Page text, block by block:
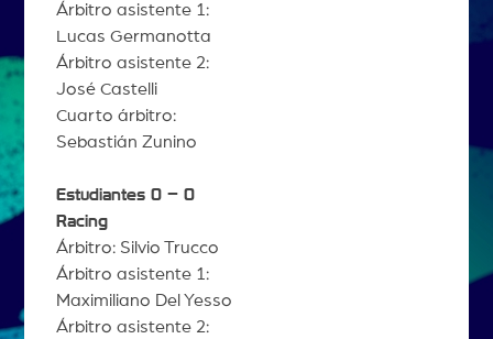
Árbitro asistente 1:
Lucas Germanotta
Árbitro asistente 2:
José Castelli
Cuarto árbitro:
Sebastián Zunino
Estudiantes 0 – 0
Racing
Árbitro: Silvio Trucco
Árbitro asistente 1:
Maximiliano Del Yesso
Árbitro asistente 2: